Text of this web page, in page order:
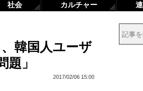
韓国人ユーザ
」
2017/02/06 15:00
社会 カルチャー